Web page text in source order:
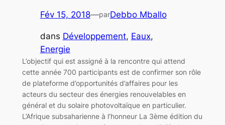
Fév 15, 2018—parDebbo Mballo
dans Développement, Eaux
Energie
L’objectif qui est assigné à la rencontre qui attend
cette année 700 participants est de confirmer son rôle
de plateforme d’opportunités d’affaires pour les
acteurs du secteur des énergies renouvelables en
général et du solaire photovoltaïque en particulier.
L’Afrique subsaharienne à l’honneur La 3ème édition du